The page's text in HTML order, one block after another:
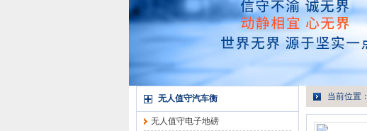
无人值守汽车衡
无人值守电子地磅
当前位置：